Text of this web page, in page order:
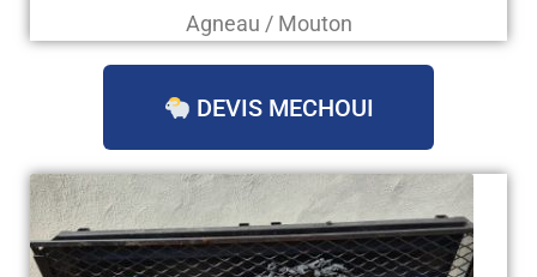
Agneau / Mouton
DEVIS MECHOUI